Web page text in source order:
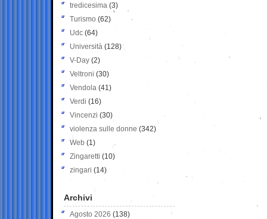
tredicesima (3)
Turismo (62)
Udc (64)
Università (128)
V-Day (2)
Veltroni (30)
Vendola (41)
Verdi (16)
Vincenzi (30)
violenza sulle donne (342)
Web (1)
Zingaretti (10)
zingari (14)
Archivi
Agosto 2026 (138)